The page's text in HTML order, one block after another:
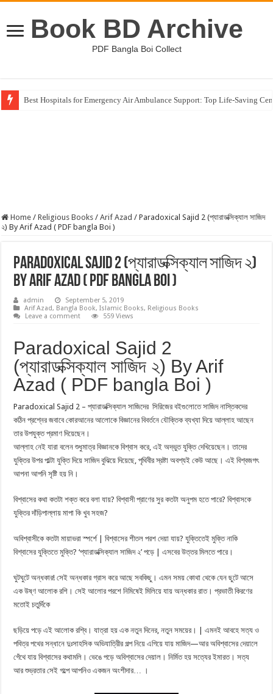
Book BD Archive
PDF Bangla Boi Collect
Best Hospitals for Emergency Air Ambulance Support: Top Life-Saving
Home / Religious Books / Arif Azad / Paradoxical Sajid 2 (প্যারাডক্সিক্যাল সাজিদ
২) By Arif Azad ( PDF bangla Boi )
Paradoxical Sajid 2 (প্যারাডক্সিক্যাল সাজিদ ২)
By Arif Azad ( PDF bangla Boi )
admin
September 5, 2019
Arif Azad, Bangla Book,Islamic Books, Religious Books
Leave a comment
559 Views
Paradoxical Sajid 2
(প্যারাডক্সিক্যাল সাজিদ ২) By Arif
Azad ( PDF bangla Boi )
Paradoxical Sajid 2 – প্যারাডক্সিক্যাল সাজিদের সিরিজের বইগুলোতে সাজিদ নাস্তিকদের
কঠিন প্রশ্নের জবাবে কোরআনের আলোকে বিজ্ঞানের বিবর্তনে যৌক্তিক ব্যখ্যা দিয়ে আল্লাহ আছেন
তার উপযুক্ত প্রমাণ দিয়েছেন।
আল্লাহ নেই যারা বলেন শুধুমাত্র বিজ্ঞানকে বিশ্বাস করে, এই অদ্ভুত যুক্তি দেখিয়েছেন। তাদের
যুক্তির উপর পাল্টা যুক্তি দিয়ে সাজিদ বুঝিয়ে দিয়েছে, পৃথিবীর স্রষ্টা অবশ্যই কেউ আছে। এই বিশ্বজগৎ
আপনা আপনি সৃষ্টি হয় নি।
বিশ্বাসের কথা কতটা শক্ত করে বলা যায়? বিশ্বাসী প্রাণের সুর কতটা অনুপম হতে পারে? বিশ্বাসকে
যুক্তির দাঁড়িপাল্লায় মাপা কি খুব সহজ?
অবিশ্বাসীকে কতটা মায়াভরা স্পর্শে | বিশ্বাসের শীতল পরশ দেয়া যায়? যুক্তিতেই মুক্তি নাকি
বিশ্বাসের যুক্তিতে মুক্তি? ‘প্যারাডক্সিক্যাল সাজিদ ২’ পড়ে | এসবের উত্তর মিলতে পারে।
ঘুটঘুটে অন্ধকার! সেই অন্ধকার গ্রাস করে আছে সবকিছু। এমন সময় কোথা থেকে যেন ছুটে আসে
এক উষ্ণ আলােক রশি। সেই আলাের পরশে নিমিষেই মিলিয়ে যায় অন্ধকার রাত। প্রভাতী কিরণের
মতােই চতুর্দিকে
ছড়িয়ে পড়ে এই আলোক রশ্বি। যাত্রা হয় এক নতুন দিনের, নতুন সময়ের। | এমনই আবহে সত্য ও
পবিত্র পথের সন্ধানে দুঃসাহসিক অভিযাত্রিীর গল্প নিয়ে এগিয়ে যায় মাজিদ—আর অবিশ্বাসের দেয়ালে
গেঁথে যায় বিশ্বাসের কথামলি। ভেঙে পড়ে অবিশ্বাসের দেয়াল। নির্মিত হয় সত্যের ইমারত। সত্য
আর শুভ্রতার সেই গল্পে আপনিও একজন অংশীদার… ।